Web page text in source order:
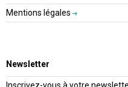
Mentions légales
Newsletter